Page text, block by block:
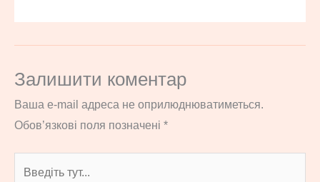
Залишити коментар
Ваша e-mail адреса не оприлюднюватиметься.
Обов’язкові поля позначені *